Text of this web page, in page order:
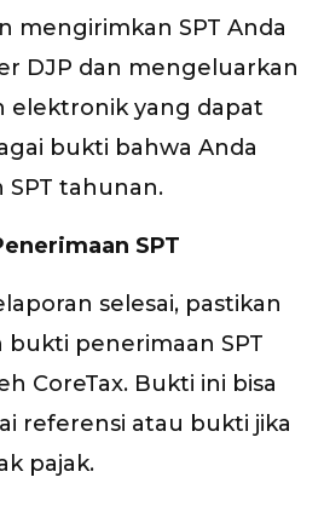
mengirimkan SPT Anda
DJP dan mengeluarkan
elektronik yang dapat
bukti bahwa Anda
tahunan.
SPT
selesai, pastikan
penerimaan SPT
CoreTax. Bukti ini bisa
referensi atau bukti jika
pajak.